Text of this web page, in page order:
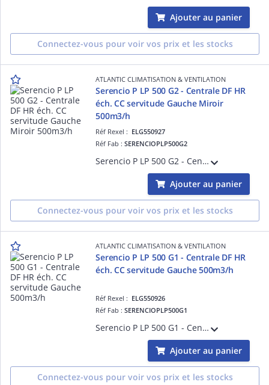
Ajouter au panier
Connectez-vous pour voir vos prix et les stocks
ATLANTIC CLIMATISATION & VENTILATION
Serencio P LP 500 G2 - Centrale DF HR
éch. CC servitude Gauche Miroir
500m3/h
Réf Rexel : ELG550927
Réf Fab :SERENCIOPLP500G2
Serencio P LP 500 G2 - Centrale DF HR échangeur contre-courant servitude Gauche Miroir 500m3/h - plugfan EC - isol. 30 mm laine minérale - EN 1886 : D2-L2-F9-T3-TB2 - Portes coulissantes et pompe de relevage condensats en standard
Ajouter au panier
Connectez-vous pour voir vos prix et les stocks
ATLANTIC CLIMATISATION & VENTILATION
Serencio P LP 500 G1 - Centrale DF HR
éch. CC servitude Gauche 500m3/h
Réf Rexel : ELG550926
Réf Fab :SERENCIOPLP500G1
Serencio P LP 500 G1 - Centrale DF HR échangeur contre-courant servitude Gauche 500m3/h - plugfan EC - isol. 30 mm laine minérale - EN 1886 : D2-L2-F9-T3-TB2 - Portes coulissantes et pompe de relevage condensats en standard
Ajouter au panier
Connectez-vous pour voir vos prix et les stocks